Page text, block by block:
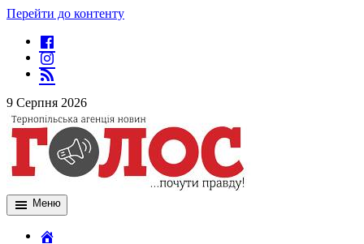
Перейти до контенту
9 Серпня 2026
Меню